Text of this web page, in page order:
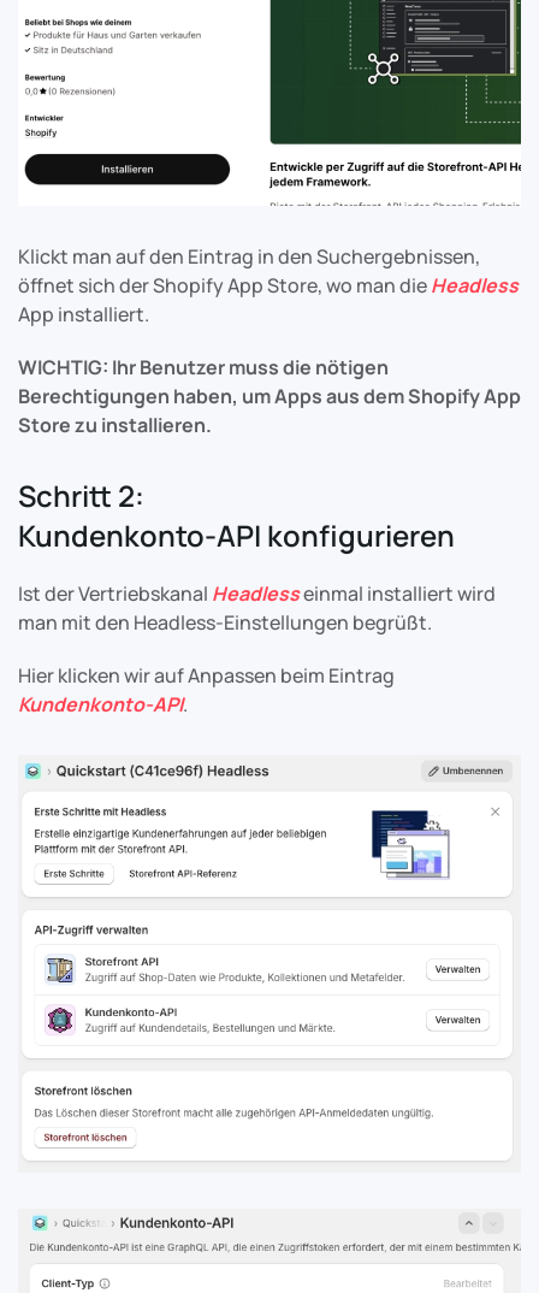
Klickt man auf den Eintrag in den Suchergebnissen,
öffnet sich der Shopify App Store, wo man dieHeadless
App installiert.
WICHTIG: Ihr Benutzer muss die nötigen
Berechtigungen haben, um Apps aus dem Shopify App
Store zu installieren.
Schritt 2:
Kundenkonto-API konfigurieren
Ist der Vertriebskanal Headlesseinmal installiert wird
man mit den Headless-Einstellungen begrüßt.
Hier klicken wir auf Anpassen beim Eintrag
Kundenkonto-API.